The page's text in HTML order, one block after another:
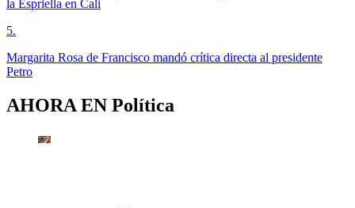
la Espriella en Cali
5.
Margarita Rosa de Francisco mandó crítica directa al presidente
Petro
AHORA EN Política